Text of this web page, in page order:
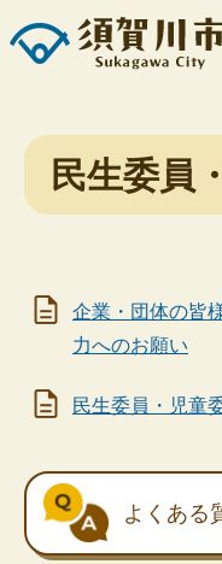
民生委員
企業・団体の皆
力へのお願い
民生委員・児童
よくある